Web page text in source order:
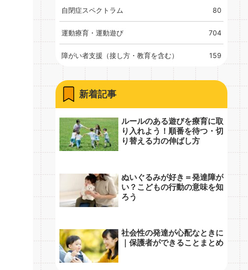
自閉症スペクトラム 80
運動療育・運動遊び 704
障がい者支援（接し方・教育を含む） 159
新着記事
ルールのある遊びを療育に取
り入れよう！順番を待つ・切
り替える力の伸ばし方
ぬいぐるみが好き＝発達障が
い？こどもの行動の意味を知
ろう
社会性の発達が心配なときに
｜保護者ができることまとめ